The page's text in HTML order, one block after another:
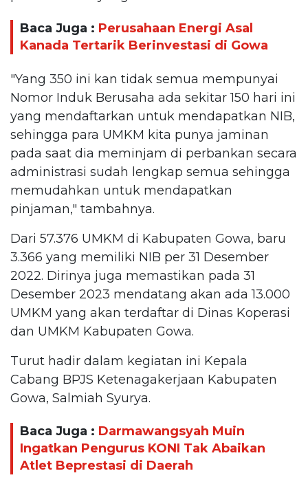
Baca Juga : Perusahaan Energi Asal
Kanada Tertarik Berinvestasi di Gowa
"Yang 350 ini kan tidak semua mempunyai
Nomor Induk Berusaha ada sekitar 150 hari ini
yang mendaftarkan untuk mendapatkan NIB,
sehingga para UMKM kita punya jaminan
pada saat dia meminjam di perbankan secara
administrasi sudah lengkap semua sehingga
memudahkan untuk mendapatkan
pinjaman," tambahnya.
Dari 57.376 UMKM di Kabupaten Gowa, baru
3.366 yang memiliki NIB per 31 Desember
2022. Dirinya juga memastikan pada 31
Desember 2023 mendatang akan ada 13.000
UMKM yang akan terdaftar di Dinas Koperasi
dan UMKM Kabupaten Gowa.
Turut hadir dalam kegiatan ini Kepala
Cabang BPJS Ketenagakerjaan Kabupaten
Gowa, Salmiah Syurya.
Baca Juga : Darmawangsyah Muin
Ingatkan Pengurus KONI Tak Abaikan
Atlet Beprestasi di Daerah